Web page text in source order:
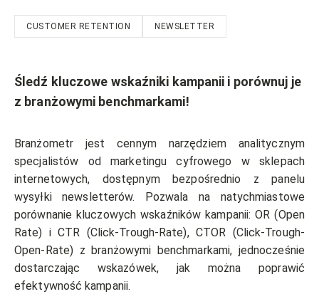
CUSTOMER RETENTION NEWSLETTER
Śledź kluczowe wskaźniki kampanii i porównuj je
z branżowymi benchmarkami!
Branżometr jest cennym narzędziem analitycznym
specjalistów od marketingu cyfrowego w sklepach
internetowych, dostępnym bezpośrednio z panelu
wysyłki newsletterów. Pozwala na natychmiastowe
porównanie kluczowych wskaźników kampanii: OR (Open
Rate) i CTR (Click-Trough-Rate), CTOR (Click-Trough-
Open-Rate) z branżowymi benchmarkami, jednocześnie
dostarczając wskazówek, jak można poprawić
efektywność kampanii.